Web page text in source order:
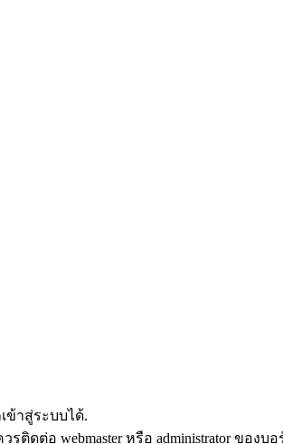
าสู่ระบบได้.
ต่อ webmaster หรือ administrator ของบ